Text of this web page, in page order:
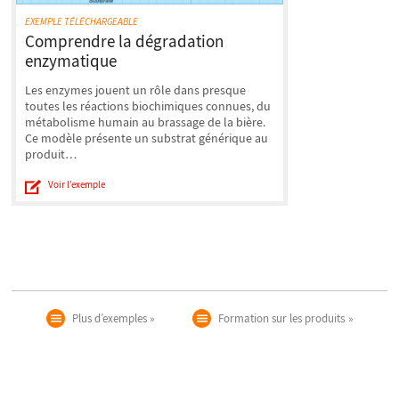
EXEMPLE TÉLÉCHARGEABLE
Comprendre la dégradation
enzymatique
Les enzymes jouent un rôle dans presque
toutes les réactions biochimiques connues, du
métabolisme humain au brassage de la bière.
Ce modèle présente un substrat générique au
produit…
Voir l’exemple
Plus d’exemples Formation sur les produits